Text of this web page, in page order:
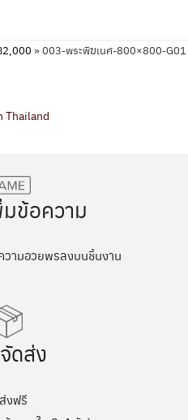
2,000 »003-พระพิฆเนศ-800×800-G01
Thailand
ข้อความ
วามอวยพรลงบนชิ้นงาน
ดส่ง
งฟรี